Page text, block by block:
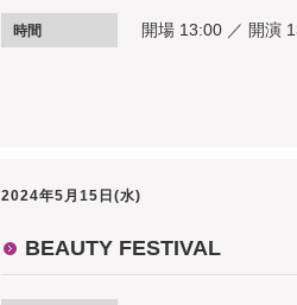
時間 開場 13:00 ／ 開演
2024年5月15日(水)
BEAUTY FESTIVAL